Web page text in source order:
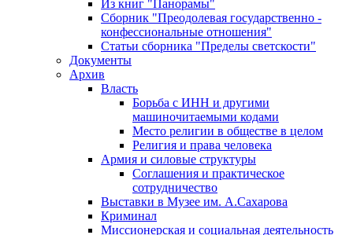
Из книг "Панорамы"
Сборник "Преодолевая государственно -
конфессиональные отношения"
Статьи сборника "Пределы светскости"
Документы
Архив
Власть
Борьба с ИНН и другими
машиночитаемыми кодами
Место религии в обществе в целом
Религия и права человека
Армия и силовые структуры
Соглашения и практическое
сотрудничество
Выставки в Музее им. А.Сахарова
Криминал
Миссионерская и социальная деятельность